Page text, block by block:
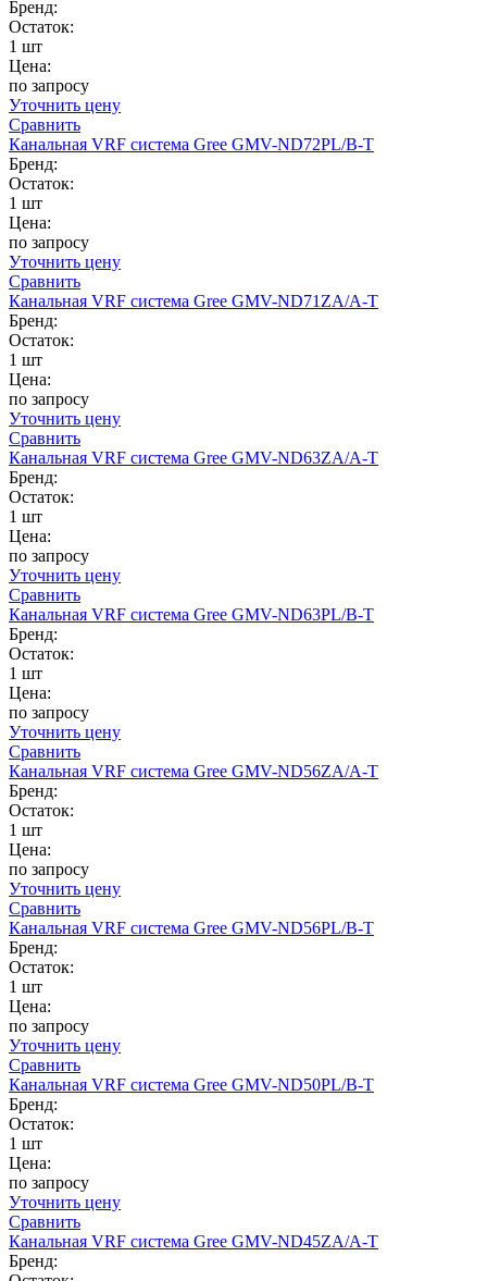
Бренд:
Остаток:
1 шт
Цена:
по запросу
Уточнить цену
Сравнить
Канальная VRF система Gree GMV-ND72PL/B-T
Бренд:
Остаток:
1 шт
Цена:
по запросу
Уточнить цену
Сравнить
Канальная VRF система Gree GMV-ND71ZA/A-T
Бренд:
Остаток:
1 шт
Цена:
по запросу
Уточнить цену
Сравнить
Канальная VRF система Gree GMV-ND63ZA/A-T
Бренд:
Остаток:
1 шт
Цена:
по запросу
Уточнить цену
Сравнить
Канальная VRF система Gree GMV-ND63PL/B-T
Бренд:
Остаток:
1 шт
Цена:
по запросу
Уточнить цену
Сравнить
Канальная VRF система Gree GMV-ND56ZA/A-T
Бренд:
Остаток:
1 шт
Цена:
по запросу
Уточнить цену
Сравнить
Канальная VRF система Gree GMV-ND56PL/B-T
Бренд:
Остаток:
1 шт
Цена:
по запросу
Уточнить цену
Сравнить
Канальная VRF система Gree GMV-ND50PL/B-T
Бренд:
Остаток:
1 шт
Цена:
по запросу
Уточнить цену
Сравнить
Канальная VRF система Gree GMV-ND45ZA/A-T
Бренд: